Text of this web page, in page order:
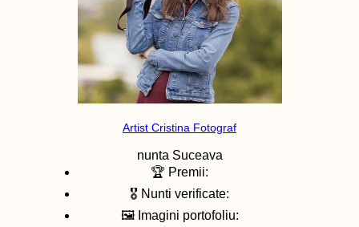
Artist Cristina Fotograf
nunta Suceava
🏆 Premii:
🎖️ Nunti verificate:
🖼️ Imagini portofoliu: